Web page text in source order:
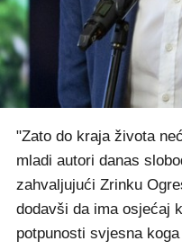
"Zato do kraja života
mladi autori danas
zahvaljujući Zrinku
dodavši da ima osjećaj
potpunosti svjesna